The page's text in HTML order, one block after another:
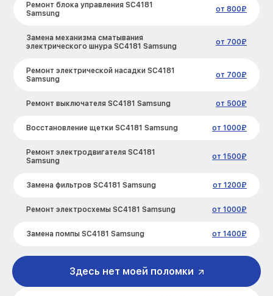
Ремонт блока управления SC4181
Samsung
от 800₽
Замена механизма сматывания
электрического шнура SC4181 Samsung
от 700₽
Ремонт электрической насадки SC4181
Samsung
от 700₽
Ремонт выключателя SC4181 Samsung от 500₽
Восстановление щетки SC4181 Samsung от 1000₽
Ремонт электродвигателя SC4181
Samsung
от 1500₽
Замена фильтров SC4181 Samsung от 1200₽
Ремонт электросхемы SC4181 Samsung от 1000₽
Замена помпы SC4181 Samsung от 1400₽
Ремонт гидросистемы SC4181 Samsung от 1600₽
от 500₽
Здесь нет моей поломки